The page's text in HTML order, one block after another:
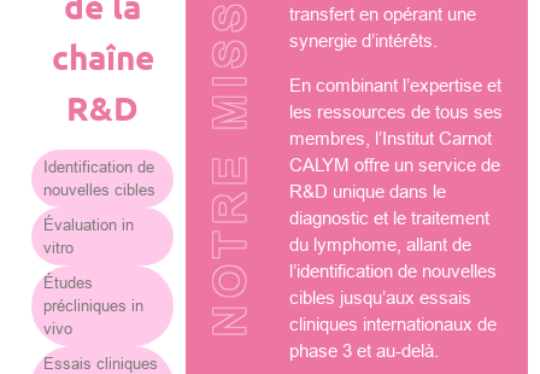
chaîne
R&D
Identification de
nouvelles cibles
Évaluation in
vitro
Études
précliniques in
vivo
Essais cliniques
NOTRE MISSION
transfert en opérant une
synergie d’intérêts.
En combinant l’expertise et
les ressources de tous ses
membres, l’Institut Carnot
CALYM offre un service de
R&D unique dans le
diagnostic et le traitement
du lymphome, allant de
l’identification de nouvelles
cibles jusqu’aux essais
cliniques internationaux de
phase 3 et au-delà.